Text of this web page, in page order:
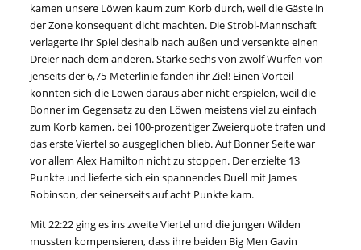
kamen unsere Löwen kaum zum Korb durch, weil die Gäste in
der Zone konsequent dicht machten. Die Strobl-Mannschaft
verlagerte ihr Spiel deshalb nach außen und versenkte einen
Dreier nach dem anderen. Starke sechs von zwölf Würfen von
jenseits der 6,75-Meterlinie fanden ihr Ziel! Einen Vorteil
konnten sich die Löwen daraus aber nicht erspielen, weil die
Bonner im Gegensatz zu den Löwen meistens viel zu einfach
zum Korb kamen, bei 100-prozentiger Zweierquote trafen und
das erste Viertel so ausgeglichen blieb. Auf Bonner Seite war
vor allem Alex Hamilton nicht zu stoppen. Der erzielte 13
Punkte und lieferte sich ein spannendes Duell mit James
Robinson, der seinerseits auf acht Punkte kam.
Mit 22:22 ging es ins zweite Viertel und die jungen Wilden
mussten kompensieren, dass ihre beiden Big Men Gavin